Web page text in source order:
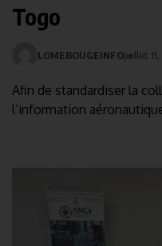
Togo
LOMEBOUGEINFOjuillet
Afin de standardiser la
l’information